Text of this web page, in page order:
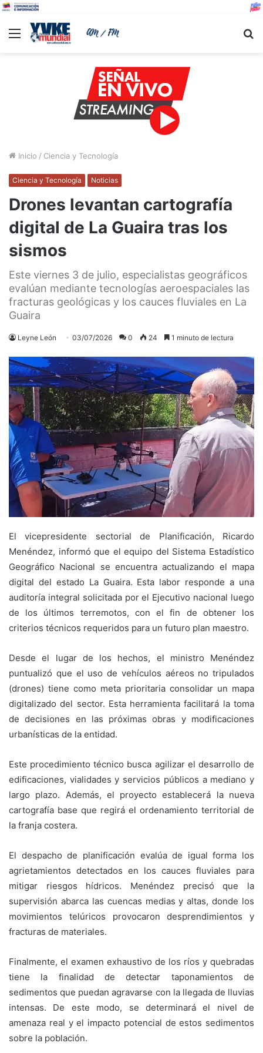
Menu
Inicio / Ciencia y Tecnología
Ciencia y Tecnología Noticias
Drones levantan cartografía
digital de La Guaira tras los
sismos
Este viernes 3 de julio, especialistas geográficos
evalúan mediante tecnologías aeroespaciales las
fracturas geológicas y los cauces fluviales en La
Guaira
Leyne León 03/07/2026 0 24 1 minuto de lectura
El vicepresidente sectorial de Planificación, Ricardo
Menéndez, informó que el equipo del Sistema Estadístico
Geográfico Nacional se encuentra actualizando el mapa
digital del estado La Guaira. Esta labor responde a una
auditoría integral solicitada por el Ejecutivo nacional luego
de los últimos terremotos, con el fin de obtener los
criterios técnicos requeridos para un futuro plan maestro.
Desde el lugar de los hechos, el ministro Menéndez
puntualizó que el uso de vehículos aéreos no tripulados
(drones) tiene como meta prioritaria consolidar un mapa
digitalizado del sector. Esta herramienta facilitará la toma
de decisiones en las próximas obras y modificaciones
urbanísticas de la entidad.
Este procedimiento técnico busca agilizar el desarrollo de
edificaciones, vialidades y servicios públicos a mediano y
largo plazo. Además, el proyecto establecerá la nueva
cartografía base que regirá el ordenamiento territorial de
la franja costera.
El despacho de planificación evalúa de igual forma los
agrietamientos detectados en los cauces fluviales para
mitigar riesgos hídricos. Menéndez precisó que la
supervisión abarca las cuencas medias y altas, donde los
movimientos telúricos provocaron desprendimientos y
fracturas de materiales.
Finalmente, el examen exhaustivo de los ríos y quebradas
tiene la finalidad de detectar taponamientos de
sedimentos que puedan agravarse con la llegada de lluvias
intensas. De este modo, se determinará el nivel de
amenaza real y el impacto potencial de estos sedimentos
sobre la población.